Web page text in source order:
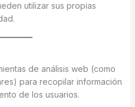
utilizar sus propias
de análisis web (como
para recopilar información
de los usuarios.